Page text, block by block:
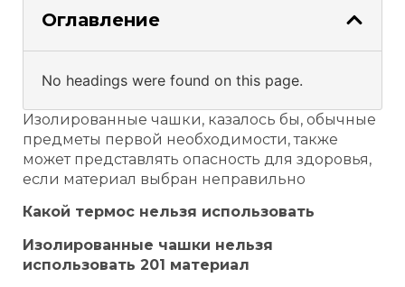
Оглавление
No headings were found on this page.
Изолированные чашки, казалось бы, обычные
предметы первой необходимости, также
может представлять опасность для здоровья,
если материал выбран неправильно
Какой термос нельзя использовать
Изолированные чашки нельзя
использовать 201 материал